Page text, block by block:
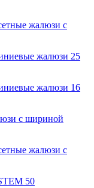
жалюзи с
жалюзи 25
жалюзи 16
с шириной
жалюзи с
50